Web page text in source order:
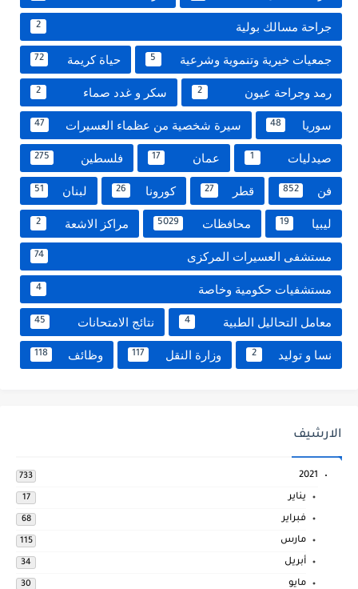
جراحة مسالك بولية 2
جمعيات خيرية وتنموية وشرعية 5 حياة كريمة 72
رمد وجراحة عيون 2 سكر و غدد صماء 2
سوريا 48 سيرة شخصية من عظماء العسيرات 47
صيدليات 1 عمان 17 فلسطين 275
فن 852 قطر 27 كورونا 26 لبنان 51
ليبيا 19 محافظات 5029 مراكز الاشعة 2
مستشفى العسيرات المركزى 74
مستشفيات حكومية وخاصة 4
معامل التحاليل الطبية 4 نتائج الامتحانات 45
نسا و توليد 2 وزارة النقل 117 وظائف 118
الارشيف
2021
733
يناير 17
فبراير 68
مارس 115
أبريل 34
مايو 30